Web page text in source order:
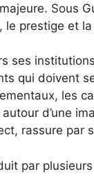
Sous
prestige et la
ses
qui doivent
les
d’une
rassure par
par